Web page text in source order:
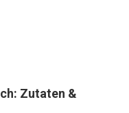
Restaurants,
Abende Wir
Zutaten &